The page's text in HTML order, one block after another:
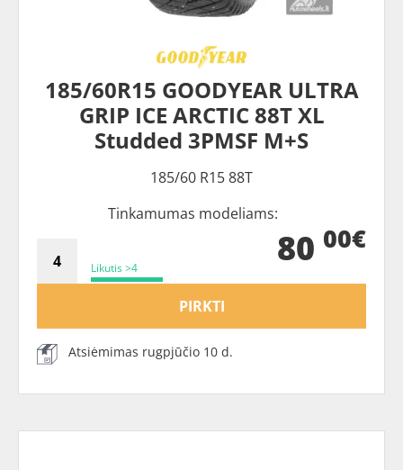
185/60R15 GOODYEAR ULTRA
GRIP ICE ARCTIC 88T XL
Studded 3PMSF M+S
185/60 R15 88T
Tinkamumas modeliams:
Likutis >4 80 00€
PIRKTI
Atsiėmimas rugpjūčio 10 d.